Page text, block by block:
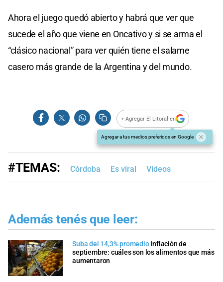
Ahora el juego quedó abierto y habrá que ver que
sucede el año que viene en Oncativo y si se arma el
“clásico nacional” para ver quién tiene el salame
casero más grande de la Argentina y del mundo.
+ Agregar El Litoral en
Agregar a tus medios preferidos en Google
#TEMAS: Córdoba Es viral Videos
Además tenés que leer:
Suba del 14,3% promedio Inflación de
septiembre: cuáles son los alimentos que más
aumentaron